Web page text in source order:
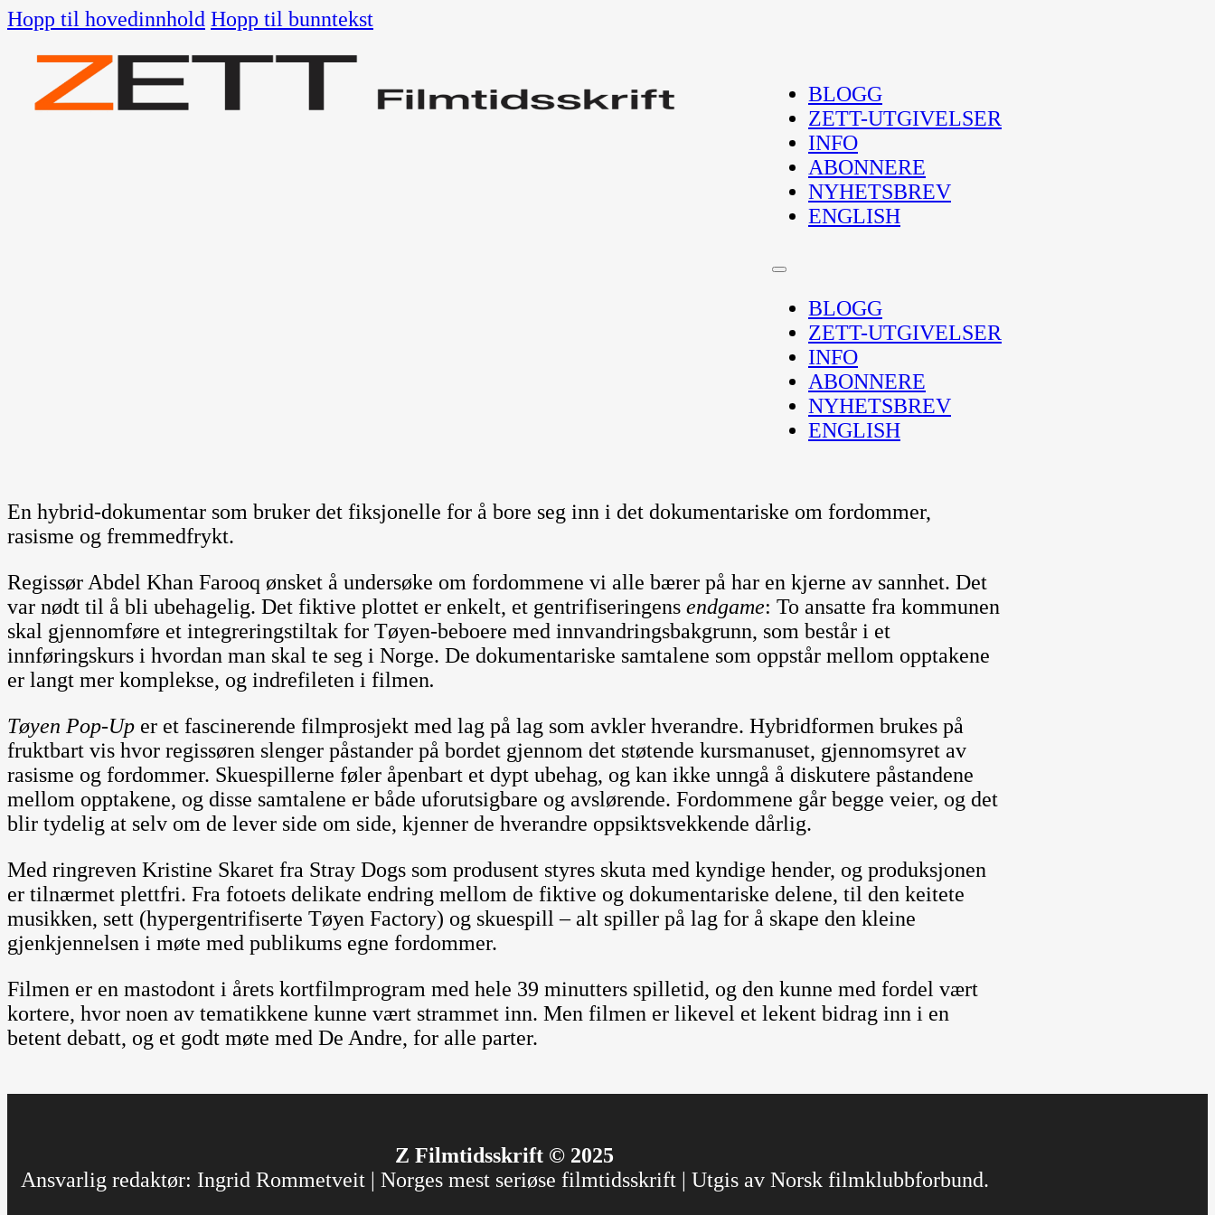
Hopp til hovedinnhold Hopp til bunntekst
BLOGG
ZETT-UTGIVELSER
INFO
ABONNERE
NYHETSBREV
ENGLISH
BLOGG
ZETT-UTGIVELSER
INFO
ABONNERE
NYHETSBREV
ENGLISH
En hybrid-dokumentar som bruker det fiksjonelle for å bore seg inn i det dokumentariske om fordommer,
rasisme og fremmedfrykt.
Regissør Abdel Khan Farooq ønsket å undersøke om fordommene vi alle bærer på har en kjerne av sannhet. Det
var nødt til å bli ubehagelig. Det fiktive plottet er enkelt, et gentrifiseringens endgame: To ansatte fra kommunen
skal gjennomføre et integreringstiltak for Tøyen-beboere med innvandringsbakgrunn, som består i et
innføringskurs i hvordan man skal te seg i Norge. De dokumentariske samtalene som oppstår mellom opptakene
er langt mer komplekse, og indrefileten i filmen.
Tøyen Pop-Up er et fascinerende filmprosjekt med lag på lag som avkler hverandre. Hybridformen brukes på
fruktbart vis hvor regissøren slenger påstander på bordet gjennom det støtende kursmanuset, gjennomsyret av
rasisme og fordommer. Skuespillerne føler åpenbart et dypt ubehag, og kan ikke unngå å diskutere påstandene
mellom opptakene, og disse samtalene er både uforutsigbare og avslørende. Fordommene går begge veier, og det
blir tydelig at selv om de lever side om side, kjenner de hverandre oppsiktsvekkende dårlig.
Med ringreven Kristine Skaret fra Stray Dogs som produsent styres skuta med kyndige hender, og produksjonen
er tilnærmet plettfri. Fra fotoets delikate endring mellom de fiktive og dokumentariske delene, til den keitete
musikken, sett (hypergentrifiserte Tøyen Factory) og skuespill – alt spiller på lag for å skape den kleine
gjenkjennelsen i møte med publikums egne fordommer.
Filmen er en mastodont i årets kortfilmprogram med hele 39 minutters spilletid, og den kunne med fordel vært
kortere, hvor noen av tematikkene kunne vært strammet inn. Men filmen er likevel et lekent bidrag inn i en
betent debatt, og et godt møte med De Andre, for alle parter.
Z Filmtidsskrift © 2025
Ansvarlig redaktør: Ingrid Rommetveit | Norges mest seriøse filmtidsskrift | Utgis av Norsk filmklubbforbund.